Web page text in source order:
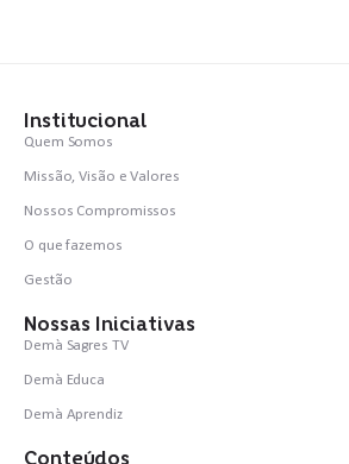
Institucional
Quem Somos
Missão, Visão e Valores
Nossos Compromissos
O que fazemos
Gestão
Nossas Iniciativas
Demà Sagres TV
Demà Educa
Demà Aprendiz
Conteúdos